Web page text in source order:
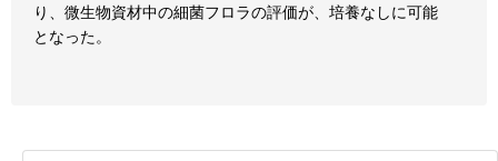
り、微生物資材中の細菌フロラの評価が、培養なしに可能
となった。